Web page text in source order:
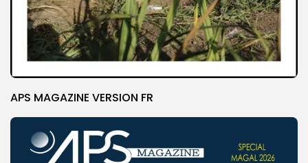
APS MAGAZINE VERSION FR